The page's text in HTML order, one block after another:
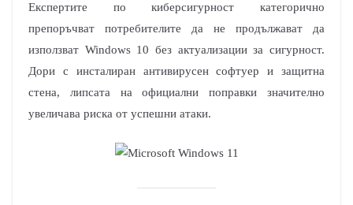
Експертите по киберсигурност категорично
препоръчват потребителите да не продължават да
използват Windows 10 без актуализации за сигурност.
Дори с инсталиран антивирусен софтуер и защитна
стена, липсата на официални поправки значително
увеличава риска от успешни атаки.​